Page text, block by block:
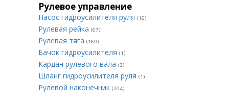
Рулевое управление
Насос гидроусилителя руля (16)
Рулевая рейка (67)
Рулевая тяга (169)
Бачок гидроусилителя (1)
Кардан рулевого вала (3)
Шланг гидроусилителя руля (1)
Рулевой наконечник (204)